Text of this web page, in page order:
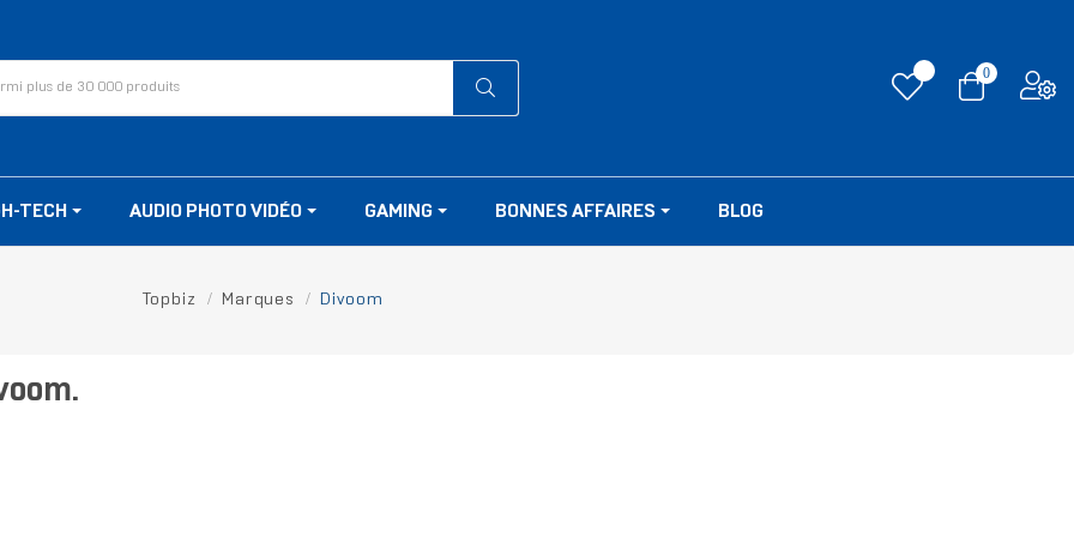
0
TECH AUDIO PHOTO VIDÉO GAMING BONNES AFFAIRES BLOG
Topbiz Marques Divoom